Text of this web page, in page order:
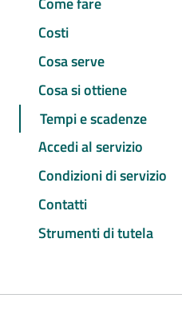
Costi
Cosa serve
Cosa si ottiene
Tempi e scadenze
Accedi al servizio
Condizioni di servizio
Contatti
Strumenti di tutela